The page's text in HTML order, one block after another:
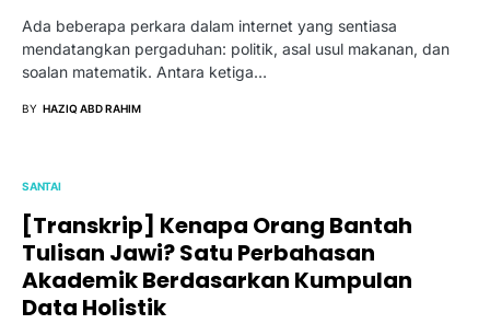
Ada beberapa perkara dalam internet yang sentiasa
mendatangkan pergaduhan: politik, asal usul makanan, dan
soalan matematik. Antara ketiga…
BY HAZIQ ABD RAHIM
SANTAI
[Transkrip] Kenapa Orang Bantah
Tulisan Jawi? Satu Perbahasan
Akademik Berdasarkan Kumpulan
Data Holistik